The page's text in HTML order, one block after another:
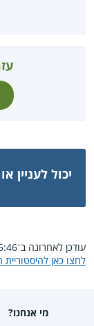
יכול לעניין
עודכן לאחרונה ב־15:46, 8 בדצמבר 2025.
לחצו כאן
מי אנחנו?